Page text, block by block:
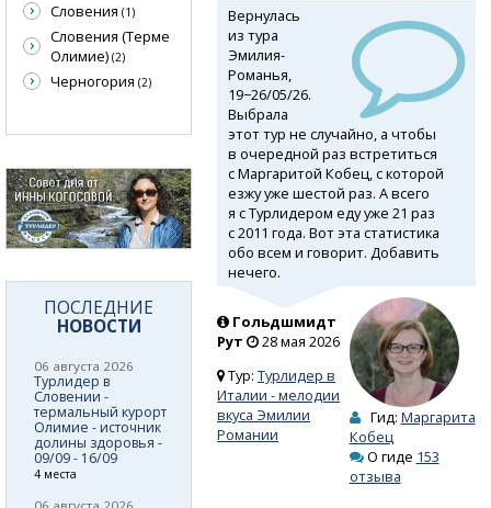
Вернулась
из тура
Эмилия-
Романья,
19−26/05/26.
Выбрала
этот тур не случайно, а чтобы
в очередной раз встретиться
с Маргаритой Кобец, с которой
езжу уже шестой раз. А всего
я с Турлидером еду уже 21 раз
с 2011 года. Вот эта статистика
обо всем и говорит. Добавить
нечего.
Гольдшмидт
Рут
28 мая 2026
Тур:Турлидер в
Италии - мелодии
вкуса Эмилии
Романии
Гид: Маргарита
Кобец
О гиде 153
отзыва
Словения (1)
Словения (Терме
Олимие) (2)
Черногория (2)
ПОСЛЕДНИЕ
НОВОСТИ
06 августа 2026
Турлидер в
Словении -
термальный курорт
Олимие - источник
долины здоровья -
09/09 - 16/09
4 места